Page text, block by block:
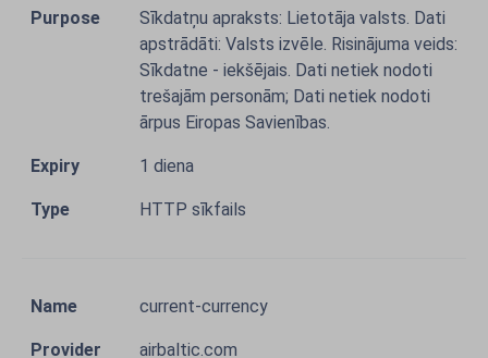
Sīkdatņu apraksts: Lietotāja valsts. Dati
apstrādāti: Valsts izvēle. Risinājuma veids:
Sīkdatne - iekšējais. Dati netiek nodoti
trešajām personām; Dati netiek nodoti
ārpus Eiropas Savienības.
1 diena
HTTP sīkfails
current-currency
airbaltic.com